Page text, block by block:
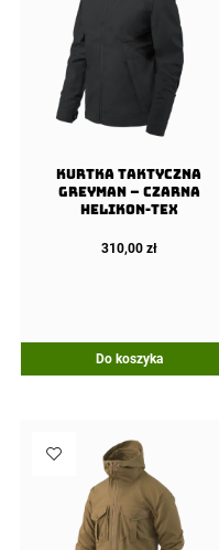
Kurtka Taktyczna
Greyman – Czarna
Helikon-Tex
310,00 zł
Do koszyka